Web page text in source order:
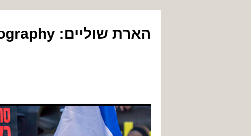
הארת שוליים: Yair Gil Photography